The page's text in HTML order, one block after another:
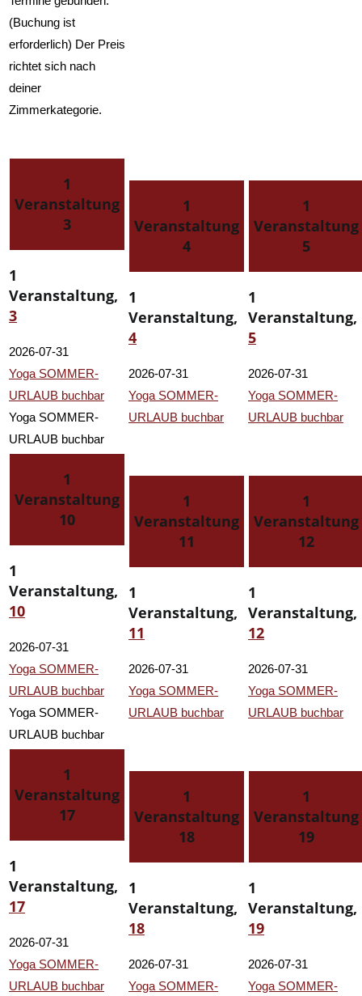
(Buchung ist
erforderlich) Der Preis
richtet sich nach
deiner
Zimmerkategorie.
1
Veranstaltung
3
1
Veranstaltung,
3
2026-07-31
Yoga SOMMER-
URLAUB buchbar
Yoga SOMMER-
URLAUB buchbar
1
Veranstaltung
4
1
Veranstaltung,
4
2026-07-31
Yoga SOMMER-
URLAUB buchbar
1
Veranstaltung
5
1
Veranstaltung,
5
2026-07-31
Yoga SOMMER-
URLAUB buchbar
1
Veranstaltung
10
1
Veranstaltung,
10
2026-07-31
Yoga SOMMER-
URLAUB buchbar
Yoga SOMMER-
URLAUB buchbar
1
Veranstaltung
11
1
Veranstaltung,
11
2026-07-31
Yoga SOMMER-
URLAUB buchbar
1
Veranstaltung
12
1
Veranstaltung,
12
2026-07-31
Yoga SOMMER-
URLAUB buchbar
1
Veranstaltung
17
1
Veranstaltung,
17
2026-07-31
Yoga SOMMER-
URLAUB buchbar
1
Veranstaltung
18
1
Veranstaltung,
18
2026-07-31
Yoga SOMMER-
1
Veranstaltung
19
1
Veranstaltung,
19
2026-07-31
Yoga SOMMER-